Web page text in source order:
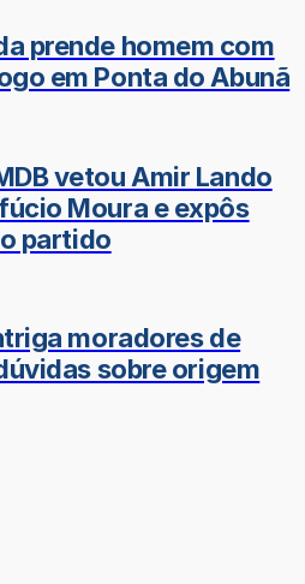
prende homem com
em Ponta do Abunã
vetou Amir Lando
Moura e expôs
partido
moradores de
sobre origem